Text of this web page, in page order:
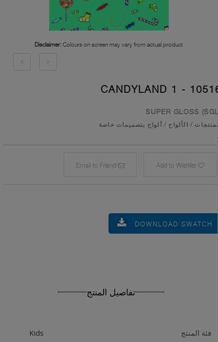
Disclaimer: Colours on screen may vary from actual product
10516 -
SUPER GLOSS
/ الألواح / ألواح بتصميمات خاصة
DOWNLOAD SWATCH
تفاصيل المنتج
فئة المنتج Kids